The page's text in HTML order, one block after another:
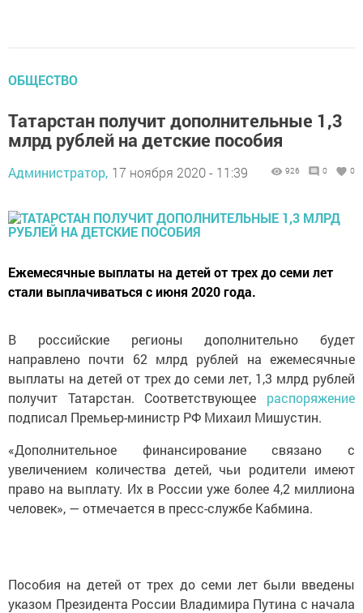
ОБЩЕСТВО
Татарстан получит дополнительные 1,3
млрд рублей на детские пособия
Администратор, 17 ноября 2020 - 11:39 926 0 0
Ежемесячные выплаты на детей от трех до семи лет
стали выплачиваться с июня 2020 года.
В российские регионы дополнительно будет
направлено почти 62 млрд рублей на ежемесячные
выплаты на детей от трех до семи лет, 1,3 млрд рублей
получит Татарстан. Соответствующее распоряжение
подписал Премьер-министр РФ Михаил Мишустин.
«Дополнительное финансирование связано с
увеличением количества детей, чьи родители имеют
право на выплату. Их в России уже более 4,2 миллиона
человек», — отмечается в пресс-службе Кабмина.
Пособия на детей от трех до семи лет были введены
указом Президента России Владимира Путина с начала